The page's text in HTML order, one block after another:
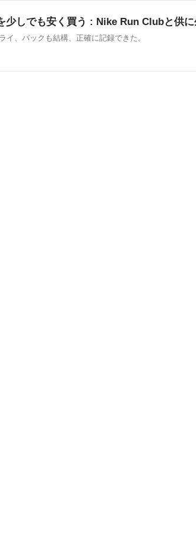
しでも安く買う : Nike Run Clubと供
イ、バックも結構、正確に記録できた。